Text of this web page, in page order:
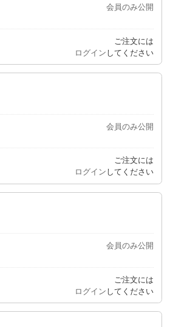
会員のみ公開
ご注文には
ログイン してください
会員のみ公開
ご注文には
ログイン してください
会員のみ公開
ご注文には
ログイン してください